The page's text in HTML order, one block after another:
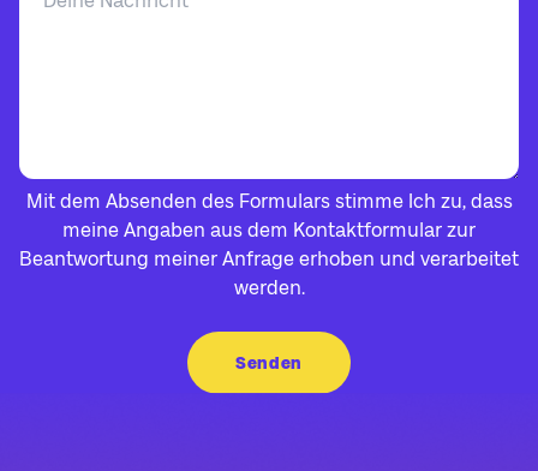
Mit dem Absenden des Formulars stimme Ich zu, dass
meine Angaben aus dem Kontaktformular zur
Beantwortung meiner Anfrage erhoben und verarbeitet
werden.